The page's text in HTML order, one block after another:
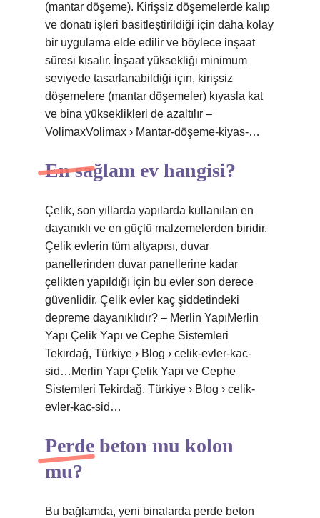
(mantar döşeme). Kirişsiz döşemelerde kalıp
ve donatı işleri basitleştirildiği için daha kolay
bir uygulama elde edilir ve böylece inşaat
süresi kısalır. İnşaat yüksekliği minimum
seviyede tasarlanabildiği için, kirişsiz
döşemelere (mantar döşemeler) kıyasla kat
ve bina yükseklikleri de azaltılır –
VolimaxVolimax › Mantar-döşeme-kiyas-…
En sağlam ev hangisi?
Çelik, son yıllarda yapılarda kullanılan en
dayanıklı ve en güçlü malzemelerden biridir.
Çelik evlerin tüm altyapısı, duvar
panellerinden duvar panellerine kadar
çelikten yapıldığı için bu evler son derece
güvenlidir. Çelik evler kaç şiddetindeki
depreme dayanıklıdır? – Merlin YapıMerlin
Yapı Çelik Yapı ve Cephe Sistemleri
Tekirdağ, Türkiye › Blog › celik-evler-kac-
sid…Merlin Yapı Çelik Yapı ve Cephe
Sistemleri Tekirdağ, Türkiye › Blog › celik-
evler-kac-sid…
Perde beton mu kolon
mu?
Bu bağlamda, yeni binalarda perde beton